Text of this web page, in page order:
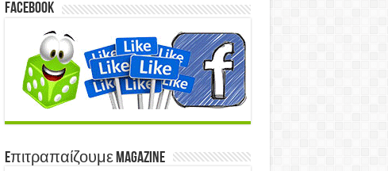
Facebook
Eπιτραπαίζουμε Magazine